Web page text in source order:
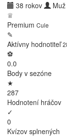
38 rokov Muž
♕
Premium Cule
✎
Aktívny hodnotiteľ
⚽
0.0
Body v sezóne
★
287
Hodnotení hráčov
✓
0
Kvízov splnených